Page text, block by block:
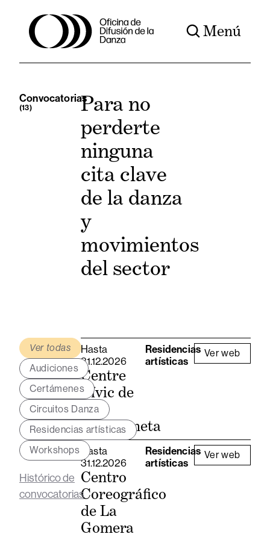
Menú
Convocatorias
(13)
Para no
perderte
ninguna
cita clave
de la danza
y
movimientos
del sector
Ver todas
Audiciones
Certámenes
Circuitos Danza
Residencias artísticas
Workshops
Histórico de
convocatorias
Hasta
31.12.2026
Residencias
artísticas
Centre
Cívic de
la
Barceloneta
Ver web
Hasta
31.12.2026
Residencias
artísticas
Centro
Coreográfico
de La
Gomera
Ver web